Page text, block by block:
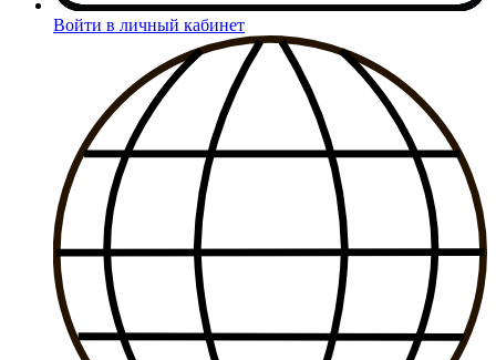
Войти в личный кабинет